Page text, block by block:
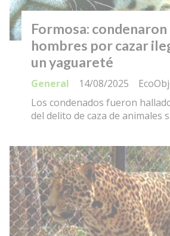
Formosa:
hombres por cazar
un yaguareté
General
14/08/2025
Los condenados fueron
del delito de caza de animales